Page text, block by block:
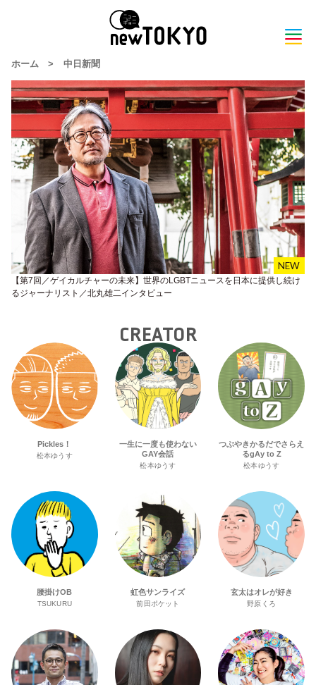
ホーム > 中日新聞
【第7回／ゲイカルチャーの未来】世界のLGBTニュースを日本に提供し続け
るジャーナリスト／北丸雄二インタビュー
CREATOR
Pickles！
松本ゆうす
一生に一度も使わない
GAY会話
松本ゆうす
つぶやきかるだでさらえ
るgAy to Z
松本ゆうす
腰掛けOB
TSUKURU
虹色サンライズ
前田ポケット
玄太はオレが好き
野原くろ